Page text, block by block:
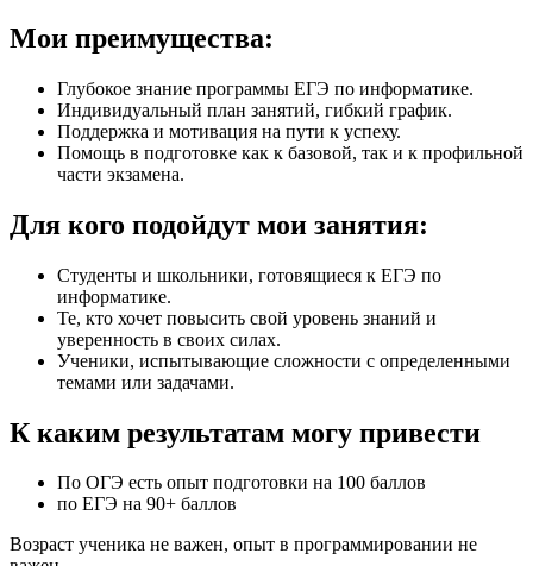
Мои преимущества:
Глубокое знание программы ЕГЭ по информатике.
Индивидуальный план занятий, гибкий график.
Поддержка и мотивация на пути к успеху.
Помощь в подготовке как к базовой, так и к профильной
части экзамена.
Для кого подойдут мои занятия:
Студенты и школьники, готовящиеся к ЕГЭ по
информатике.
Те, кто хочет повысить свой уровень знаний и
уверенность в своих силах.
Ученики, испытывающие сложности с определенными
темами или задачами.
К каким результатам могу привести
По ОГЭ есть опыт подготовки на 100 баллов
по ЕГЭ на 90+ баллов
Возраст ученика не важен, опыт в программировании не